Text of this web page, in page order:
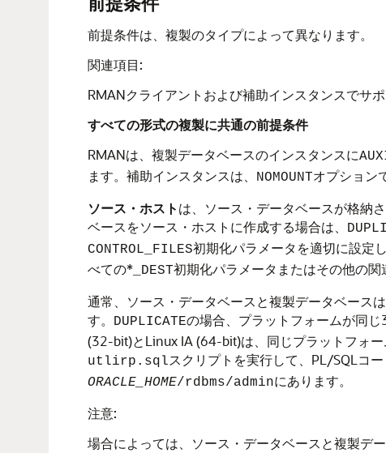
前提条件は、複製のタイプによって異なります。
関連項目:
RMANクライアントおよび補助インスタンスでサ
すべての形式の複製に共通の前提条件
RMANは、複製データベースのインスタンスに
ます。補助インスタンスは、
NOMOUNTオプション
ソース・ホストは、ソース・データベースが格納
ベースをソース・ホストに作成する場合は、
CONTROL_FILES初期化パラメータを適切に設定
べての* _DEST初期化パラメータまたはその他の関
通常、ソース・データベースと複製データベース
す。
DUPLICATEの場合、プラットフォームが同
(32-bit)とLinux IA (64-bit)は、同じプラットフォ
utlirp.sqlスクリプトを実行して、PL/SQLコ
ORACLE_HOME/rdbms/adminにあります。
注意:
場合によっては、ソース・データベースと複製デ